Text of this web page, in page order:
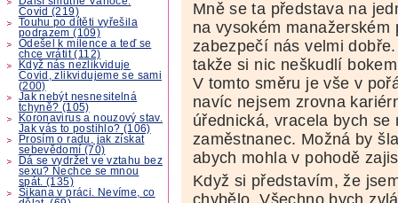
Covid (219)
Touhu po dítěti vyřešila
podrazem (109)
Odešel k milence a teď se
chce vrátit (112)
Když nás nezlikviduje
Covid, zlikvidujeme se sami
(200)
Jak nebýt nesnesitelná
tchyně? (105)
Koronavirus a nouzový stav.
Jak vás to postihlo? (106)
Prosím o radu, jak získat
sebevědomí (70)
Dá se vydržet ve vztahu bez
sexu? Nechce se mnou
spát. (135)
Šikana v práci. Nevíme, co
Mně se ta představa na
na vysokém
zabezpečí nás velmi
takže si nic neškudlí
V tomto směru je vše v
navíc nejsem zrovna
úřednická, vracela bych
zaměstnanec. Možná by
abych mohla v pohodě
Když si představím, že
chybělo. Všechno bych